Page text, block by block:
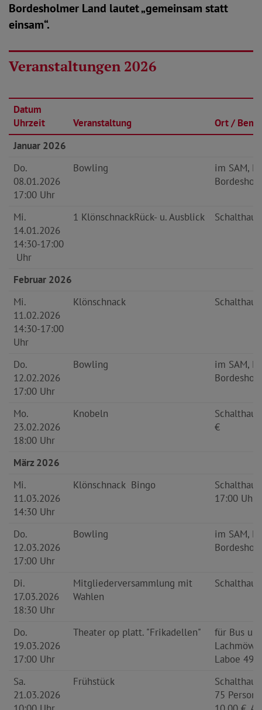
Bordesholmer Land lautet „gemeinsam statt
einsam“.
Veranstaltungen 2026
Datum
Uhrzeit
Veranstaltung
Ort /
Januar 2026
Do.
08.01.2026
17:00 Uhr
Bowling
im SAM,
Mi.
14.01.2026
14:30-17:00
Uhr
1 KlönschnackRück- u. Ausblick
Februar 2026
Mi.
11.02.2026
14:30-17:00
Uhr
Klönschnack
Do.
12.02.2026
17:00 Uhr
Bowling
im SAM,
Mo.
23.02.2026
18:00 Uhr
Knobeln
€
März 2026
Mi.
11.03.2026
14:30 Uhr
Klönschnack Bingo
17:00 Uhr
Do.
12.03.2026
17:00 Uhr
Bowling
im SAM,
Di.
17.03.2026
18:30 Uhr
Mitgliederversammlung mit
Wahlen
Do.
19.03.2026
17:00 Uhr
Theater op platt. "Frikadellen"
für Bus
Laboe
Sa.
21.03.2026
Frühstück
75